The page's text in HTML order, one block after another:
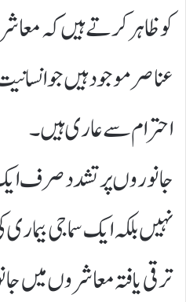
کو ظاہر کرتے ہیں کہ
عناصر موجود ہیں جو
احترام سے عاری ہیں۔
جانوروں پر تشدد صرف
نہیں بلکہ ایک سماجی
ترقی یافتہ معاشروں